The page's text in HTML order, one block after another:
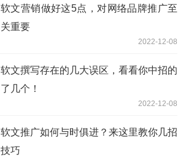
软文营销做好这5点，对网络品牌推广至
关重要
2022-12-08
软文撰写存在的几大误区，看看你中招的
了几个！
2022-12-08
软文推广如何与时俱进？来这里教你几招
技巧